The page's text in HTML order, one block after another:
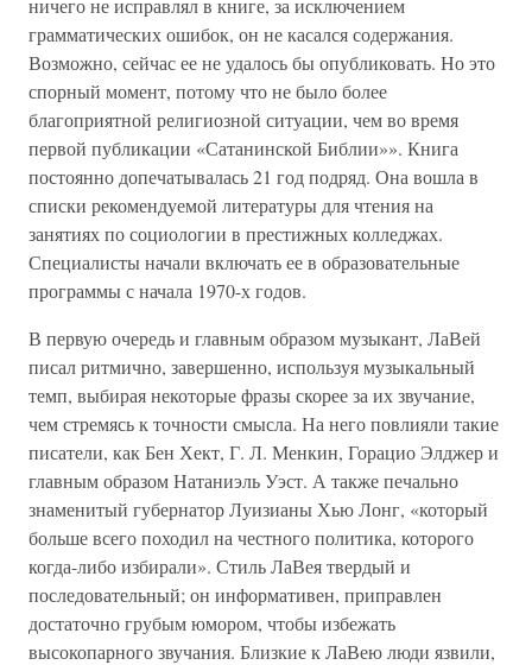
ничего не исправлял в книге, за исключением
грамматических ошибок, он не касался содержания.
Возможно, сейчас ее не удалось бы опубликовать. Но это
спорный момент, потому что не было более
благоприятной религиозной ситуации, чем во время
первой публикации «Сатанинской Библии»». Книга
постоянно допечатывалась 21 год подряд. Она вошла в
списки рекомендуемой литературы для чтения на
занятиях по социологии в престижных колледжах.
Специалисты начали включать ее в образовательные
программы с начала 1970-х годов.
В первую очередь и главным образом музыкант, ЛаВей
писал ритмично, завершенно, используя музыкальный
темп, выбирая некоторые фразы скорее за их звучание,
чем стремясь к точности смысла. На него повлияли такие
писатели, как Бен Хект, Г. Л. Менкин, Горацио Элджер и
главным образом Натаниэль Уэст. А также печально
знаменитый губернатор Луизианы Хью Лонг, «который
больше всего походил на честного политика, которого
когда-либо избирали». Стиль ЛаВея твердый и
последовательный; он информативен, приправлен
достаточно грубым юмором, чтобы избежать
высокопарного звучания. Близкие к ЛаВею люди язвили,